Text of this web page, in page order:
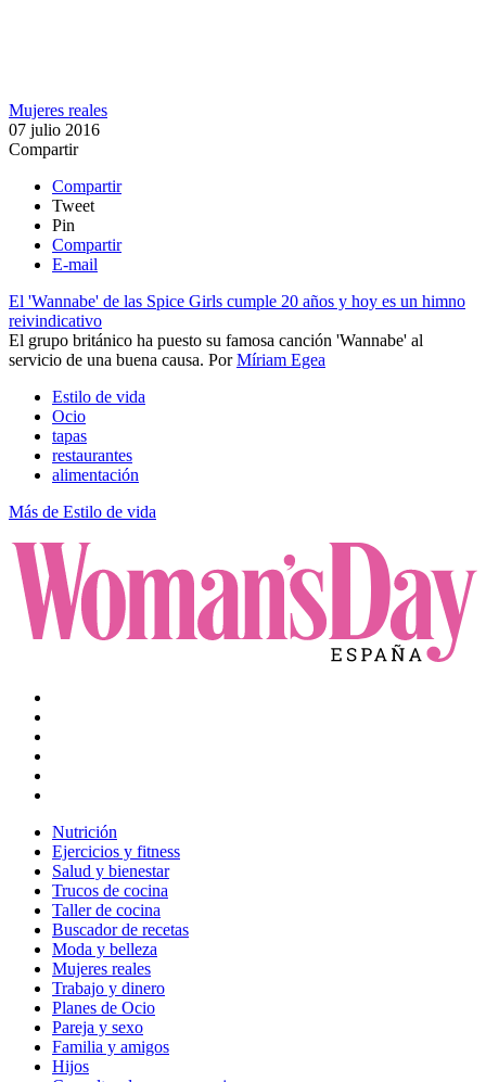
Mujeres reales
07 julio 2016
Compartir
Compartir
Tweet
Pin
Compartir
E-mail
El 'Wannabe' de las Spice Girls cumple 20 años y hoy es un himno
reivindicativo
​El grupo británico ha puesto su famosa canción 'Wannabe' al
servicio de una buena causa. PorMíriam Egea
Estilo de vida
Ocio
tapas
restaurantes
alimentación
Más de Estilo de vida
Nutrición
Ejercicios y fitness
Salud y bienestar
Trucos de cocina
Taller de cocina
Buscador de recetas
Moda y belleza
Mujeres reales
Trabajo y dinero
Planes de Ocio
Pareja y sexo
Familia y amigos
Hijos